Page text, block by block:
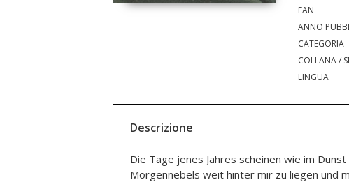
EAN
ANNO
CATEGORIA
COLLANA /
LINGUA
Descrizione
Die Tage jenes Jahres scheinen wie im
Morgennebels weit hinter mir zu liegen und
beobachtet, zu einer Fratze verzerrt, bis die
und an jenes Jahr wieder in den Tiefen des